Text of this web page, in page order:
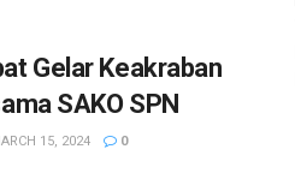
Gelar Keakraban
SAKO SPN
15, 2024 0